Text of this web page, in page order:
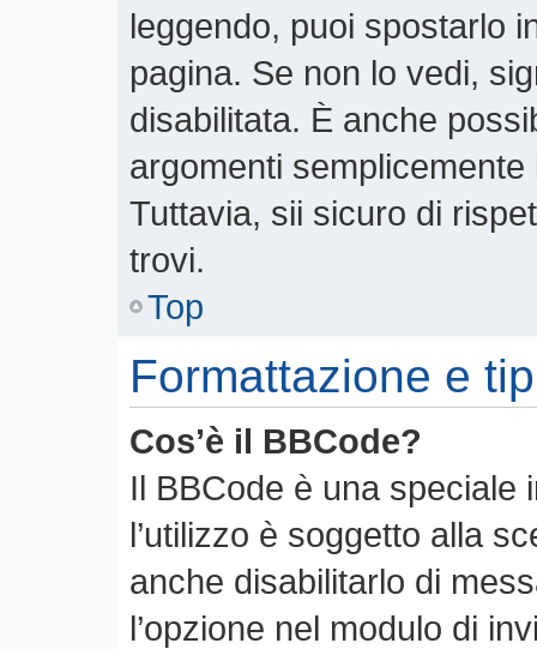
leggendo, puoi spostarlo
pagina. Se non lo vedi,
disabilitata. È anche
argomenti
Tuttavia, sii sicuro di
trovi.
Top
Formattazione e
Cos’è il BBCode?
Il BBCode è una speciale
l’utilizzo è soggetto alla
anche disabilitarlo di
l’opzione nel modulo di